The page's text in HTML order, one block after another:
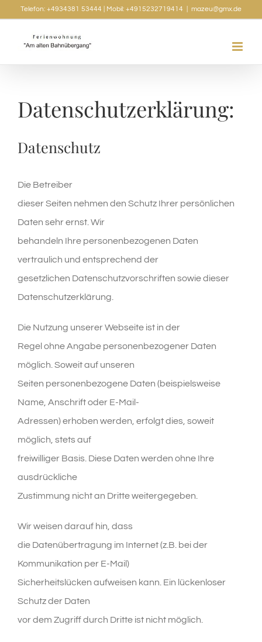
content
Telefon: +4934381 53444 | Mobil: +4915232719414 mazeu@gmx.de
Datenschutzerklärung:
Datenschutz
Die Betreiber
dieser Seiten nehmen den Schutz Ihrer persönlichen
Daten sehr ernst. Wir
behandeln Ihre personenbezogenen Daten
vertraulich und entsprechend der
gesetzlichen Datenschutzvorschriften sowie dieser
Datenschutzerklärung.
Die Nutzung unserer Webseite ist in der
Regel ohne Angabe personenbezogener Daten
möglich. Soweit auf unseren
Seiten personenbezogene Daten (beispielsweise
Name, Anschrift oder E-Mail-
Adressen) erhoben werden, erfolgt dies, soweit
möglich, stets auf
freiwilliger Basis. Diese Daten werden ohne Ihre
ausdrückliche
Zustimmung nicht an Dritte weitergegeben.
Wir weisen darauf hin, dass
die Datenübertragung im Internet (z.B. bei der
Kommunikation per E-Mail)
Sicherheitslücken aufweisen kann. Ein lückenloser
Schutz der Daten
vor dem Zugriff durch Dritte ist nicht möglich.